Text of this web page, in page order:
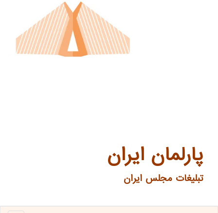
پارلمان ایران
تبلیغات مجلس ایران